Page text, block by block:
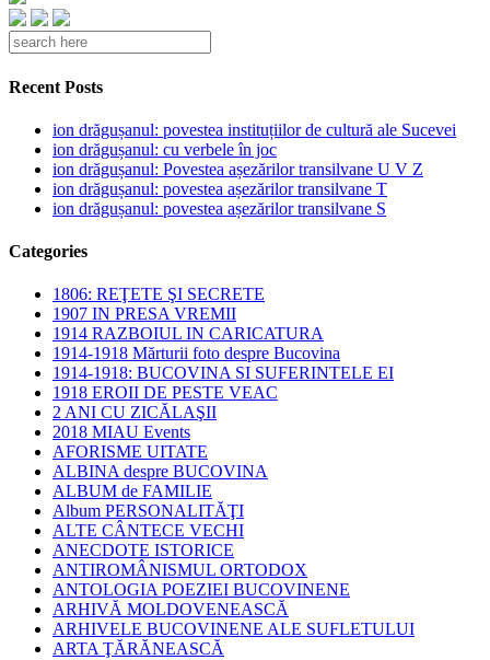
Recent Posts
ion drăgușanul: povestea instituțiilor de cultură ale Sucevei
ion drăgușanul: cu verbele în joc
ion drăgușanul: Povestea așezărilor transilvane U V Z
ion drăgușanul: povestea așezărilor transilvane T
ion drăgușanul: povestea așezărilor transilvane S
Categories
1806: REŢETE ŞI SECRETE
1907 IN PRESA VREMII
1914 RAZBOIUL IN CARICATURA
1914-1918 Mărturii foto despre Bucovina
1914-1918: BUCOVINA SI SUFERINTELE EI
1918 EROII DE PESTE VEAC
2 ANI CU ZICĂLAŞII
2018 MIAU Events
AFORISME UITATE
ALBINA despre BUCOVINA
ALBUM de FAMILIE
Album PERSONALITĂŢI
ALTE CÂNTECE VECHI
ANECDOTE ISTORICE
ANTIROMÂNISMUL ORTODOX
ANTOLOGIA POEZIEI BUCOVINENE
ARHIVĂ MOLDOVENEASCĂ
ARHIVELE BUCOVINENE ALE SUFLETULUI
ARTA ŢĂRĂNEASCĂ